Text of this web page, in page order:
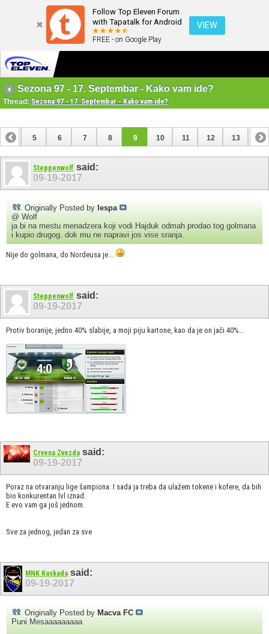
Follow Top Eleven Forum
with Tapatalk for Android
FREE - on Google Play
VIEW
Sezona 97 - 17. Septembar - Kako vam ide?
Thread: Sezona 97 - 17. Septembar - Kako vam ide?
4 5 6 7 8 9 10 11 12 13 14
18 21
Steppenwolf said:
09-19-2017
Originally Posted by lespa
@ Wolf
ja bi na mestu menadzera koji vodi Hajduk odmah prodao tog golmana
i kupio drugog. dok mu ne napravi jos vise sranja.
Nije do golmana, do Nordeusa je...
Steppenwolf said:
09-19-2017
Protiv boranije, jedno 40% slabije, a moji piju kartone, kao da je on jači 40%...
Crvena Zvezda said:
09-19-2017
Poraz na otvaranju lige šampiona. I sada ja treba da ulažem tokene i kofere, da bih
bio konkurentan lvl iznad.
E evo vam ga još jednom.
Sve za jednog, jedan za sve
MNK Kaskada said:
09-19-2017
Originally Posted by Macva FC
Puni Mesaaaaaaaaa